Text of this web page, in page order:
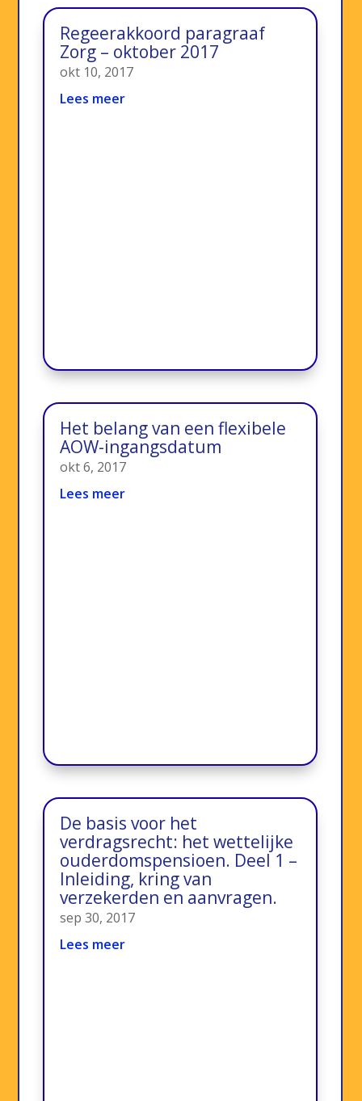
Regeerakkoord paragraaf
Zorg – oktober 2017
okt 10, 2017
Lees meer
Het belang van een flexibele
AOW-ingangsdatum
okt 6, 2017
Lees meer
De basis voor het
verdragsrecht: het wettelijke
ouderdomspensioen. Deel 1 –
Inleiding, kring van
verzekerden en aanvragen.
sep 30, 2017
Lees meer